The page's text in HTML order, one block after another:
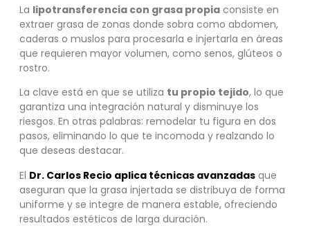
La lipotransferencia con grasa propia consiste en
extraer grasa de zonas donde sobra como abdomen,
caderas o muslos para procesarla e injertarla en áreas
que requieren mayor volumen, como senos, glúteos o
rostro.
La clave está en que se utiliza tu propio tejido, lo que
garantiza una integración natural y disminuye los
riesgos. En otras palabras: remodelar tu figura en dos
pasos, eliminando lo que te incomoda y realzando lo
que deseas destacar.
El Dr. Carlos Recio aplica técnicas avanzadas que
aseguran que la grasa injertada se distribuya de forma
uniforme y se integre de manera estable, ofreciendo
resultados estéticos de larga duración.